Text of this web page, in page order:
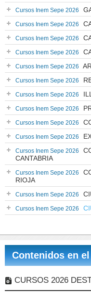
Cursos Inem Sepe 2026
Cursos Inem Sepe 2026
Cursos Inem Sepe 2026
Cursos Inem Sepe 2026
Cursos Inem Sepe 2026
Cursos Inem Sepe 2026
Cursos Inem Sepe 2026
Cursos Inem Sepe 2026
Cursos Inem Sepe 2026
Cursos Inem Sepe 2026
Cursos Inem Sepe 2026
CANTABRIA
Cursos Inem Sepe 2026
RIOJA
Cursos Inem Sepe 2026
Cursos Inem Sepe 2026
Contenidos en
CURSOS 2026